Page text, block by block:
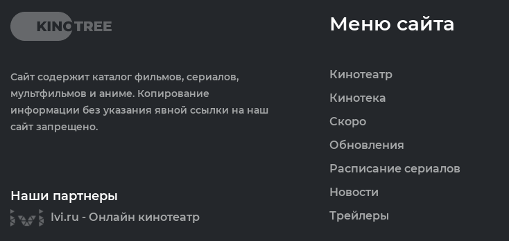
Сайт содержит каталог фильмов, сериалов,
мультфильмов и аниме. Копирование
информации без указания явной ссылки на наш
сайт запрещено.
Наши партнеры
Ivi.ru - Онлайн кинотеатр
Меню сайта
Кинотеатр
Кинотека
Скоро
Обновления
Расписание сериалов
Новости
Трейлеры